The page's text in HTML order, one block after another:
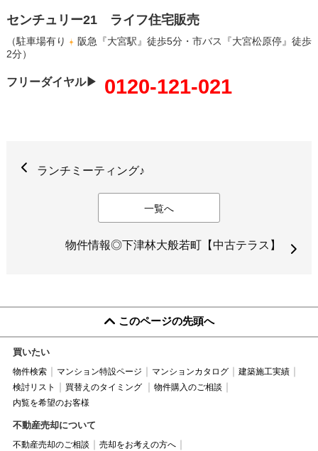
センチュリー21 ライフ住宅販売
（駐車場有り
阪急『大宮駅』徒歩5分・市バス『大宮松原停』徒歩
2分）
フリーダイヤル▶ 0120-121-021
ランチミーティング♪
一覧へ
物件情報◎下津林大般若町【中古テラス】
このページの先頭へ
買いたい
物件検索 マンション特設ページ マンションカタログ
建築施工実績
検討リスト
買替えのタイミング
物件購入のご相談
内覧を希望のお客様
不動産売却について
不動産売却のご相談
売却をお考えの方へ